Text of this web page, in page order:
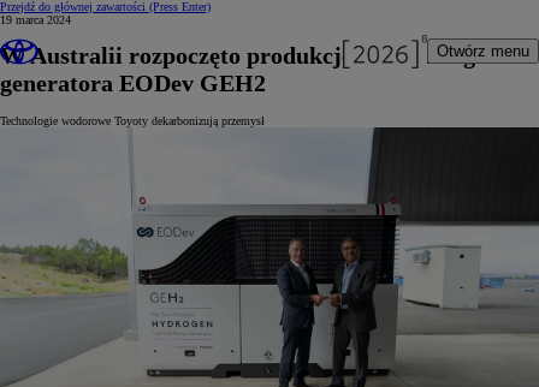
Przejdź do głównej zawartości (Press Enter)
Otwórz menu
19 marca 2024
W Australii rozpoczęto produkcję wodorowego
generatora EODev GEH2
Technologie wodorowe Toyoty dekarbonizują przemysł